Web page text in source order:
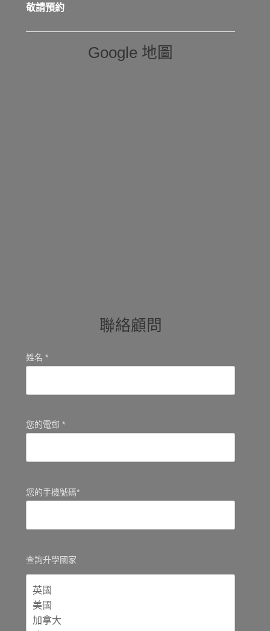
敬請預約
Google 地圖
聯絡顧問
姓名 *
您的電郵 *
您的手機號碼*
查詢升學國家